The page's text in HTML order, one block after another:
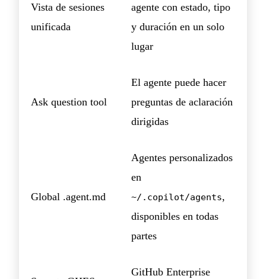
Vista de sesiones
unificada
agente con estado, tipo
y duración en un solo
lugar
Ask question tool
El agente puede hacer
preguntas de aclaración
dirigidas
Global .agent.md
Agentes personalizados
en
~/.copilot/agents,
disponibles en todas
partes
GitHub Enterprise